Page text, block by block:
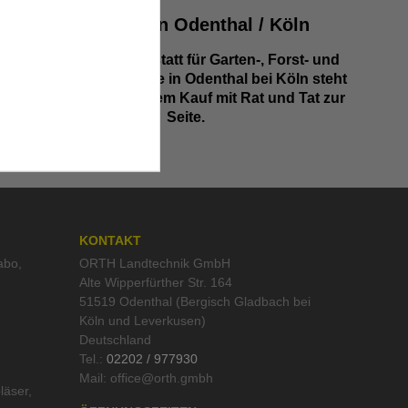
Werkstatt in Odenthal / Köln
Unsere Fachwerkstatt für Garten-, Forst- und
Landtechnik- Geräte in Odenthal bei Köln steht
Ihnen auch nach dem Kauf mit Rat und Tat zur
Seite.
KONTAKT
ORTH Landtechnik GmbH
Alte Wipperfürther Str. 164
51519 Odenthal (Bergisch Gladbach bei
Köln und Leverkusen)
Deutschland
Tel.: 02202 / 977930
Mail: